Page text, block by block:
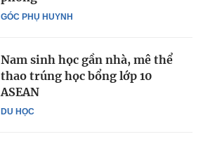
GÓC PHỤ HUYNH
DU HỌC
Nam sinh học gần nhà, mê thể
thao trúng học bổng lớp 10
ASEAN